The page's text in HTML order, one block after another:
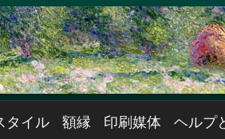
タイル 額縁 印刷媒体 ヘルプ